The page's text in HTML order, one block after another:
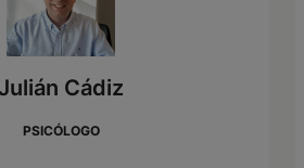
Cádiz
PSICÓLOGO